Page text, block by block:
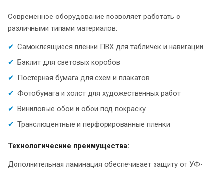
Современное оборудование позволяет работать с
различными типами материалов:
Самоклеящиеся пленки ПВХ для табличек и навигации
Бэклит для световых коробов
Постерная бумага для схем и плакатов
Фотобумага и холст для художественных работ
Виниловые обои и обои под покраску
Транслюцентные и перфорированные пленки
Технологические преимущества:
Дополнительная ламинация обеспечивает защиту от УФ-